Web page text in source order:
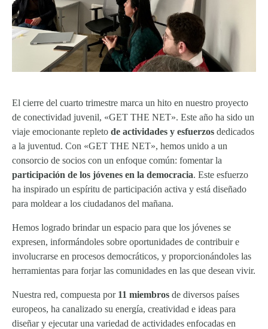
El cierre del cuarto trimestre marca un hito en nuestro proyecto
de conectividad juvenil, «GET THE NET». Este año ha sido un
viaje emocionante repleto de actividades y esfuerzos dedicados
a la juventud. Con «GET THE NET», hemos unido a un
consorcio de socios con un enfoque común: fomentar la
participación de los jóvenes en la democracia. Este esfuerzo
ha inspirado un espíritu de participación activa y está diseñado
para moldear a los ciudadanos del mañana.
Hemos logrado brindar un espacio para que los jóvenes se
expresen, informándoles sobre oportunidades de contribuir e
involucrarse en procesos democráticos, y proporcionándoles las
herramientas para forjar las comunidades en las que desean vivir.
Nuestra red, compuesta por11 miembros de diversos países
europeos, ha canalizado su energía, creatividad e ideas para
diseñar y ejecutar una variedad de actividades enfocadas en